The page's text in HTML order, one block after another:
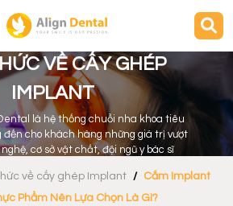
VỀ CẤY GHÉP
IMPLANT
là hệ thống chuỗi nha khoa tiêu
đến cho khách hàng những giá trị vượt
cơ sở vật chất, đội ngũ y bác sĩ
về cấy ghép Implant
Cắm Implant
Phẩm Nên Lựa Chọn Là Gì?